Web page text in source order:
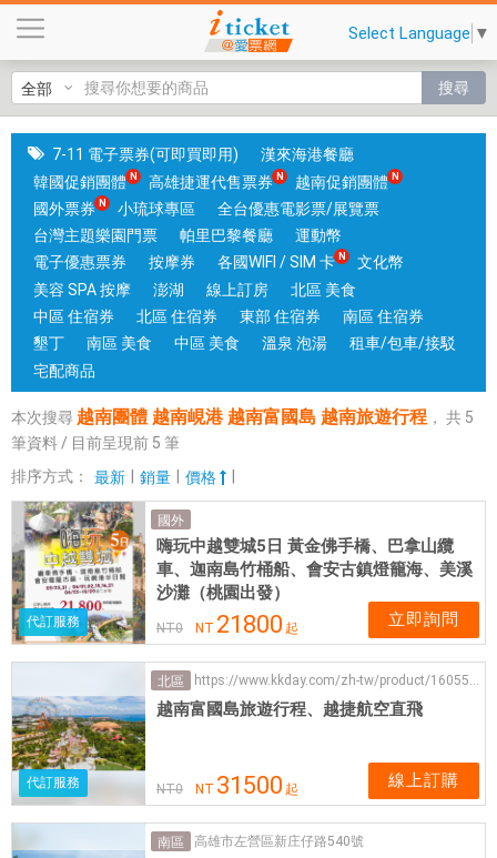
團
體
越
南
峴
港
越
南
富
國
島
南
旅
程
愛
票
Select Language ▼
搜尋
7-11 電子票券(可即買即用)
漢來海港餐廳
韓國促銷團體
高雄捷運代售票券
越南促銷團體
國外票券
小琉球專區
全台優惠電影票/展覽票
台灣主題樂園門票
帕里巴黎餐廳
運動幣
電子優惠票券
按摩券 各國WIFI / SIM 卡
文化幣
美容 SPA 按摩
澎湖 線上訂房
北區 美食
中區 住宿券
北區 住宿券 東部 住宿券
南區 住宿券
墾丁
南區 美食 中區 美食 溫泉 泡湯
租車/包車/接駁
宅配商品
本次搜尋 越南團體 越南峴港 越南富國島 越南旅遊行程 ， 共 5
筆資料 / 目前呈現前 5 筆
排序方式：
最新 銷量 價格
代訂服務
國外
嗨玩中越雙城5日 黃金佛手橋、巴拿山纜
車、迦南島竹桶船、會安古鎮燈籠海、美溪
沙灘（桃園出發）
NT0 NT 21800 起 立即詢問
代訂服務
北區 https://www.kkday.com/zh-tw/product/160557?cid=5188
越南富國島旅遊行程、越捷航空直飛
NT0 NT 31500 起 線上訂購
南區 高雄市左營區新庄仔路540號